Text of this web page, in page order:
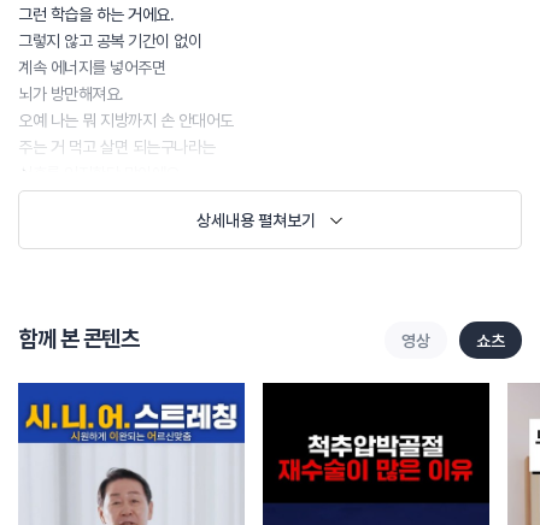
그런 학습을 하는 거에요.
그렇지 않고 공복 기간이 없이
계속 에너지를 넣어주면
뇌가 방만해져요.
오예 나는 뭐 지방까지 손 안대어도
주는 거 먹고 살면 되는구나라는
신호를 인지한단 말이에요.
그렇기 때문에 야식은 매우 좋지 않은 시그널을
우리 뇌에 준다 라는 거를 꼭 인지하시기 바랍니다.
상세내용 펼쳐보기
함께 본 콘텐츠 영상 쇼츠